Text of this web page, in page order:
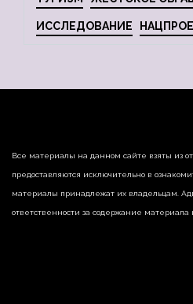
ИССЛЕДОВАНИЕ
Все материалы на данном сайте взяты из
предоставляются исключительно в
материалы принадлежат их владельцам.
ответственности за содержание материала